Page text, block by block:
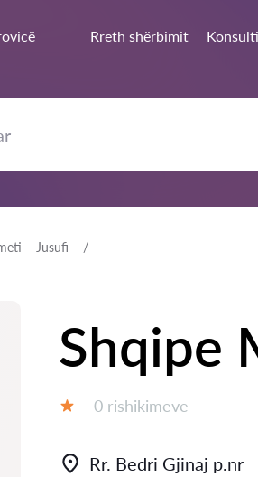
Rreth shërbimit
– Jusufi
Shqipe
Rishikime:
0 rishikimeve
Rr. Bedri Gjinaj p.nr